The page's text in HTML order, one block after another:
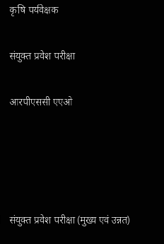
कृषि पर्यवेक्षक
संयुक्त प्रवेश परीक्षा
आरपीएससी एएओ
संयुक्त प्रवेश परीक्षा (मुख्य एवं उन्नत)